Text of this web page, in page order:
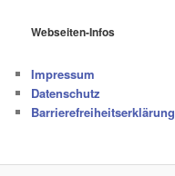
Webseiten-Infos
Impressum
Datenschutz
Barrierefreiheitserklärung